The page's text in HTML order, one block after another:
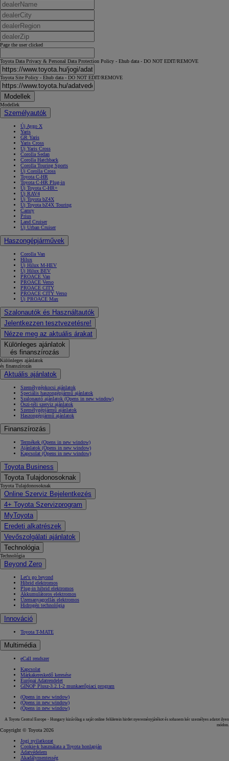
Page the user clicked
Toyota Data Privacy & Personal Data Protection Policy - Ehub data - DO NOT EDIT/REMOVE
Toyota Site Policy - Ehub data - DO NOT EDIT/REMOVE
Modellek
Modellek
Személyautók
Új Aygo X
Yaris
GR Yaris
Yaris Cross
Új Yaris Cross
Corolla Sedan
Corolla Hatchback
Corolla Touring Sports
Új Corolla Cross
Toyota C-HR
Toyota C-HR Plug-in
Új Toyota C-HR+
Új RAV4
Új Toyota bZ4X
Új Toyota bZ4X Touring
Camry
Prius
Land Cruiser
Új Urban Cruiser
Haszongépjárművek
Corolla Van
Hilux
Új Hilux M-HEV
Új Hilux BEV
PROACE Van
PROACE Verso
PROACE CITY
PROACE CITY Verso
Új PROACE Max
Szalonautók és Használtautók
Jelentkezzen tesztvezetésre!
Nézze meg az aktuális árakat
Különleges ajánlatok
és finanszírozás
Különleges ajánlatok
és finanszírozás
Aktuális ajánlatok
Személygépkocsi ajánlatok
Speciális haszongépjármű ajánlatok
Szalonautó ajánlatok (Opens in new window)
Őszi-téli szerviz ajánlatok
Személygépjármű ajánlatok
Haszongépjármű ajánlatok
Finanszírozás
Termékek (Opens in new window)
Ajánlatok (Opens in new window)
Kapcsolat (Opens in new window)
Toyota Business
Toyota Tulajdonosoknak
Toyota Tulajdonosoknak
Online Szerviz Bejelentkezés
4+ Toyota Szervizprogram
MyToyota
Eredeti alkatrészek
Vevőszolgálati ajánlatok
Technológia
Technológia
Beyond Zero
Let's go beyond
Hibrid elektromos
Plug-in hibrid elektromos
Akkumulátoros elektromos
Üzemanyagcellás elektromos
Hidrogén technológia
Innováció
Toyota T-MATE
Multimédia
eCall rendszer
Kapcsolat
Márkakereskedő keresése
Európai Adatrendelet
GINOP Plusz-3.2.1-2 munkaerőpiaci program
(Opens in new window)
(Opens in new window)
(Opens in new window)
A Toyota Central Europe - Hungary kizárólag a saját online felületein hirdet nyereményjátékot és sohasem kér személyes adatot ilyen
módon.
Copyright © Toyota 2026
Jogi nyilatkozat
Cookie-k használata a Toyota honlapján
Adatvédelem
Akadálymentesség